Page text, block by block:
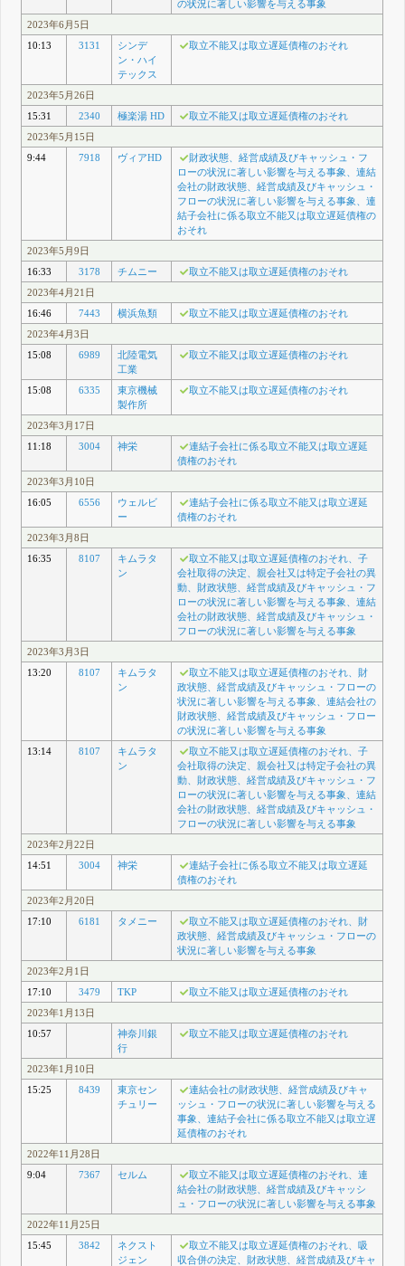
の状況に著しい影響を与える事象
2023年6月5日
10:13
3131
シンデ
ン・ハイ
テックス
取立不能又は取立遅延債権のおそれ
2023年5月26日
15:31
2340 極楽湯 HD
取立不能又は取立遅延債権のおそれ
2023年5月15日
9:44
7918 ヴィアHD
財政状態、経営成績及びキャッシュ・フ
ローの状況に著しい影響を与える事象、連結
会社の財政状態、経営成績及びキャッシュ・
フローの状況に著しい影響を与える事象、連
結子会社に係る取立不能又は取立遅延債権の
おそれ
2023年5月9日
16:33
3178 チムニー
取立不能又は取立遅延債権のおそれ
2023年4月21日
16:46
7443 横浜魚類
取立不能又は取立遅延債権のおそれ
2023年4月3日
15:08
6989
北陸電気
工業
取立不能又は取立遅延債権のおそれ
15:08 6335
東京機械
製作所
取立不能又は取立遅延債権のおそれ
2023年3月17日
11:18
3004 神栄
連結子会社に係る取立不能又は取立遅延
債権のおそれ
2023年3月10日
16:05
6556
ウェルビ
ー
連結子会社に係る取立不能又は取立遅延
債権のおそれ
2023年3月8日
16:35
8107
キムラタ
ン
取立不能又は取立遅延債権のおそれ、子
会社取得の決定、親会社又は特定子会社の異
動、財政状態、経営成績及びキャッシュ・フ
ローの状況に著しい影響を与える事象、連結
会社の財政状態、経営成績及びキャッシュ・
フローの状況に著しい影響を与える事象
2023年3月3日
13:20
8107
キムラタ
ン
取立不能又は取立遅延債権のおそれ、財
政状態、経営成績及びキャッシュ・フローの
状況に著しい影響を与える事象、連結会社の
財政状態、経営成績及びキャッシュ・フロー
の状況に著しい影響を与える事象
13:14
8107
キムラタ
ン
取立不能又は取立遅延債権のおそれ、子
会社取得の決定、親会社又は特定子会社の異
動、財政状態、経営成績及びキャッシュ・フ
ローの状況に著しい影響を与える事象、連結
会社の財政状態、経営成績及びキャッシュ・
フローの状況に著しい影響を与える事象
2023年2月22日
14:51
3004 神栄
連結子会社に係る取立不能又は取立遅延
債権のおそれ
2023年2月20日
17:10
6181 タメニー
取立不能又は取立遅延債権のおそれ、財
政状態、経営成績及びキャッシュ・フローの
状況に著しい影響を与える事象
2023年2月1日
17:10
3479 TKP
取立不能又は取立遅延債権のおそれ
2023年1月13日
10:57
神奈川銀
行
取立不能又は取立遅延債権のおそれ
2023年1月10日
15:25
8439
東京セン
チュリー
連結会社の財政状態、経営成績及びキャ
ッシュ・フローの状況に著しい影響を与える
事象、連結子会社に係る取立不能又は取立遅
延債権のおそれ
2022年11月28日
9:04
7367 セルム
取立不能又は取立遅延債権のおそれ、連
結会社の財政状態、経営成績及びキャッシ
ュ・フローの状況に著しい影響を与える事象
2022年11月25日
15:45
3842
ネクスト
ジェン
取立不能又は取立遅延債権のおそれ、吸
収合併の決定、財政状態、経営成績及びキャ